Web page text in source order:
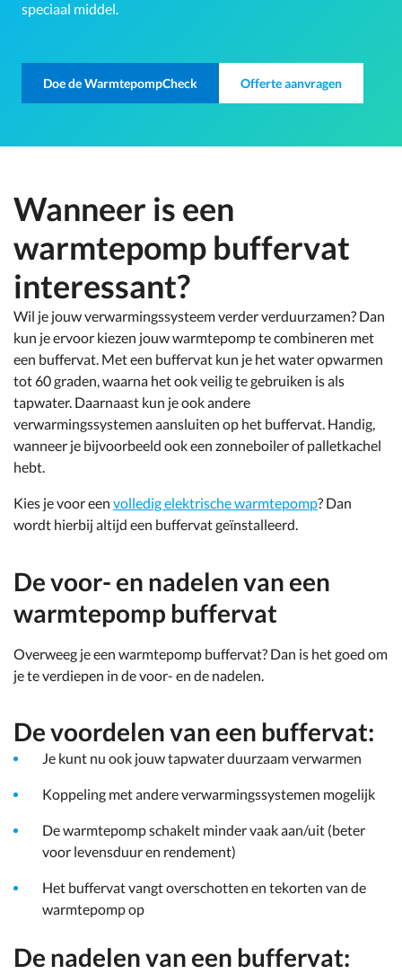
speciaal middel.
Doe de WarmtepompCheck Offerte aanvragen
Wanneer is een
warmtepomp buffervat
interessant?
Wil je jouw verwarmingssysteem verder verduurzamen? Dan
kun je ervoor kiezen jouw warmtepomp te combineren met
een buffervat. Met een buffervat kun je het water opwarmen
tot 60 graden, waarna het ook veilig te gebruiken is als
tapwater. Daarnaast kun je ook andere
verwarmingssystemen aansluiten op het buffervat. Handig,
wanneer je bijvoorbeeld ook een zonneboiler of palletkachel
hebt.
Kies je voor een volledig elektrische warmtepomp? Dan
wordt hierbij altijd een buffervat geïnstalleerd.
De voor- en nadelen van een
warmtepomp buffervat
Overweeg je een warmtepomp buffervat? Dan is het goed om
je te verdiepen in de voor- en de nadelen.
De voordelen van een buffervat:
Je kunt nu ook jouw tapwater duurzaam verwarmen
Koppeling met andere verwarmingssystemen mogelijk
De warmtepomp schakelt minder vaak aan/uit (beter
voor levensduur en rendement)
Het buffervat vangt overschotten en tekorten van de
warmtepomp op
De nadelen van een buffervat: